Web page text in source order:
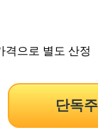
격으로 별도 산정
단독